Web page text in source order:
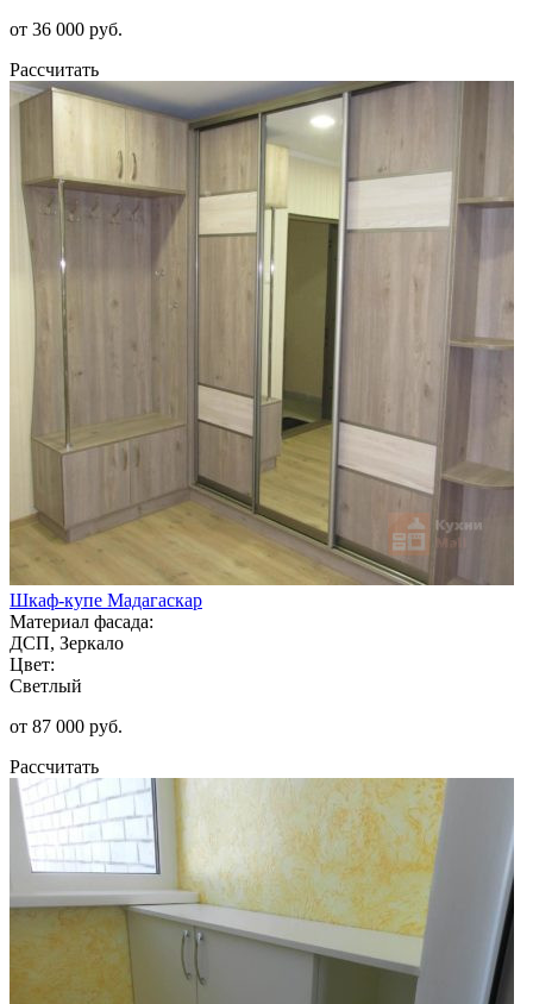
от 36 000 руб.
Рассчитать
Шкаф-купе Мадагаскар
Материал фасада:
ДСП, Зеркало
Цвет:
Светлый
от 87 000 руб.
Рассчитать